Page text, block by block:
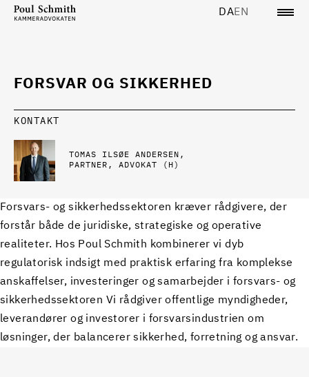
DAEN
FORSVAR OG SIKKERHED
KONTAKT
TOMAS ILSØE ANDERSEN
PARTNER, ADVOKAT (H)
Forsvars- og sikkerhedssektoren kræver rådgivere, der
forstår både de juridiske, strategiske og operative
realiteter. Hos Poul Schmith kombinerer vi dyb
regulatorisk indsigt med praktisk erfaring fra komplekse
anskaffelser, investeringer og samarbejder i forsvars- og
sikkerhedssektoren Vi rådgiver offentlige myndigheder,
leverandører og investorer i forsvarsindustrien om
løsninger, der balancerer sikkerhed, forretning og ansvar.